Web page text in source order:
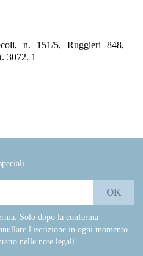
n. 151/5, Ruggieri 848,
3072. 1
Solo dopo la conferma
l'iscrizione in ogni momento.
nelle note legali.